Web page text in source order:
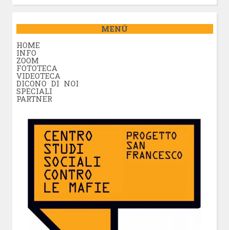
MENÚ
HOME
INFO
ZOOM
FOTOTECA
VIDEOTECA
DICONO DI NOI
SPECIALI
PARTNER